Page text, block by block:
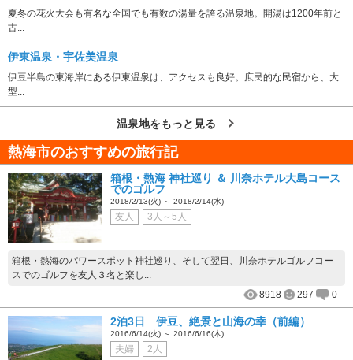
夏冬の花火大会も有名な全国でも有数の湯量を誇る温泉地。開湯は1200年前と
古...
伊東温泉・宇佐美温泉
伊豆半島の東海岸にある伊東温泉は、アクセスも良好。庶民的な民宿から、大
型...
温泉地をもっと見る
熱海市のおすすめの旅行記
箱根・熱海 神社巡り ＆ 川奈ホテル大島コース
でのゴルフ
2018/2/13(火) ～ 2018/2/14(水)
友人 3人～5人
箱根・熱海のパワースポット神社巡り、そして翌日、川奈ホテルゴルフコー
スでのゴルフを友人３名と楽し...
8918
297 0
2泊3日 伊豆、絶景と山海の幸（前編）
2016/6/14(火) ～ 2016/6/16(木)
夫婦 2人